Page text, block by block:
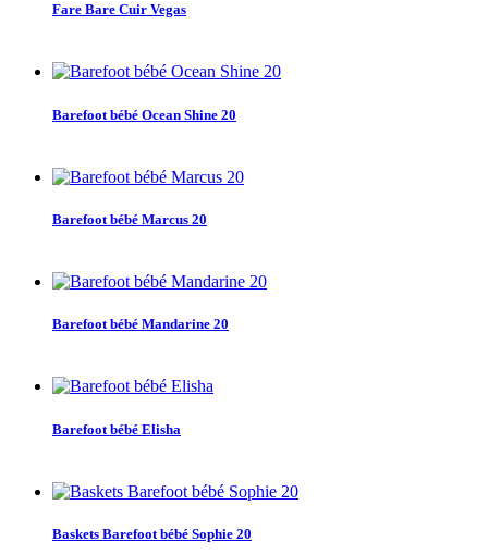
Fare Bare Cuir Vegas
Barefoot bébé Ocean Shine 20
Barefoot bébé Marcus 20
Barefoot bébé Mandarine 20
Barefoot bébé Elisha
Baskets Barefoot bébé Sophie 20